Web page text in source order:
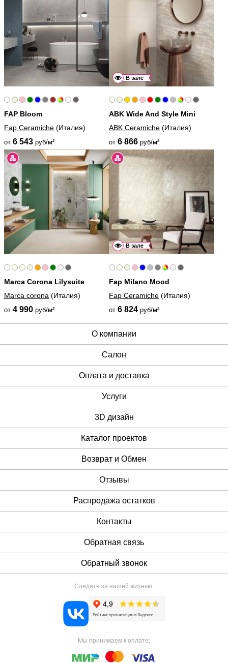
FAP Bloom
Fap Ceramiche (Италия)
от 6 543 руб/м²
В зале
ABK Wide And Style Mini
ABK Ceramiche (Италия)
от 6 866 руб/м²
Marca Corona Lilysuite
Marca corona (Италия)
от 4 990 руб/м²
В зале
Fap Milano Mood
Fap Ceramiche (Италия)
от 6 824 руб/м²
О компании
Cалон
Оплата и доставка
Услуги
3D дизайн
Каталог проектов
Возврат и Обмен
Отзывы
Распродажа остатков
Контакты
Обратная связь
Обратный звонок
Следите за нашей жизнью:
Мы принимаем к оплате: